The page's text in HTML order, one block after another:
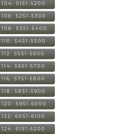
104: 5151-5200
106: 5251-5300
108: 5351-5400
110: 5451-5500
112: 5551-5600
114: 5651-5700
116: 5751-5800
118: 5851-5900
120: 5951-6000
122: 6051-6100
124: 6151-6200